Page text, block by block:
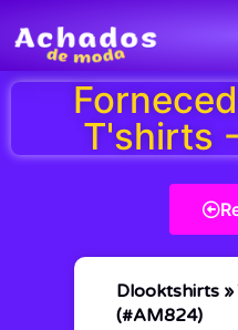
T'shirts
Dlooktshirts »
(#AM824)